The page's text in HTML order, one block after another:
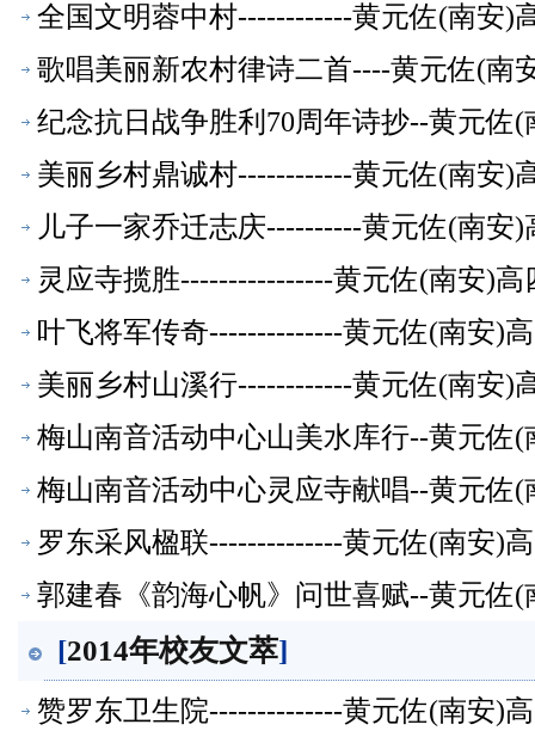
全国文明蓉中村------------黄元佐(南安)
歌唱美丽新农村律诗二首----黄元佐(南
纪念抗日战争胜利70周年诗抄--黄元佐
美丽乡村鼎诚村------------黄元佐(南安)
儿子一家乔迁志庆----------黄元佐(南安
灵应寺揽胜----------------黄元佐(南安)
叶飞将军传奇--------------黄元佐(南安)
美丽乡村山溪行------------黄元佐(南安)
梅山南音活动中心山美水库行--黄元佐
梅山南音活动中心灵应寺献唱--黄元佐
罗东采风楹联--------------黄元佐(南安)
郭建春《韵海心帆》问世喜赋--黄元佐
[2014年校友文萃]
赞罗东卫生院--------------黄元佐(南安)